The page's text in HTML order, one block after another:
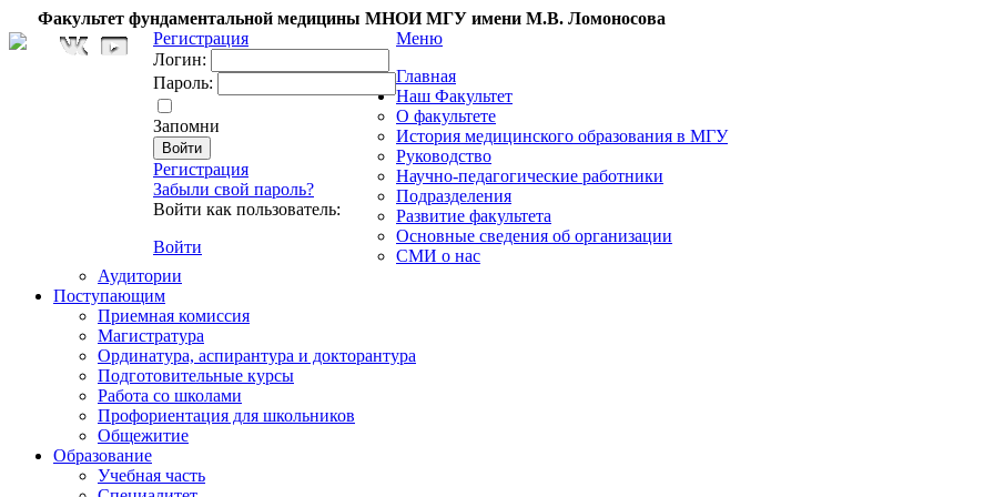
Факультет фундаментальной медицины МНОИ МГУ имени М.В. Ломоносова
Регистрация
Логин:
Пароль:
Запомни
Регистрация
Забыли свой пароль?
Войти как пользователь:
Войти
Меню
Главная
Наш Факультет
О факультете
История медицинского образования в МГУ
Руководство
Научно-педагогические работники
Подразделения
Развитие факультета
Основные сведения об организации
СМИ о нас
Аудитории
Поступающим
Приемная комиссия
Магистратура
Ординатура, аспирантура и докторантура
Подготовительные курсы
Работа со школами
Профориентация для школьников
Общежитие
Образование
Учебная часть